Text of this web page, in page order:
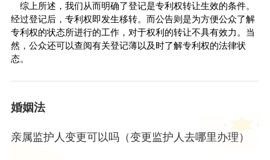
综上所述，我们从而明确了登记是专利权转让生效的条件。
经过登记后，专利权即发生移转。而公告则是为方便公众了解
专利权的状态所进行的工作，对于权利的转让不具有效力。当
然，公众还可以查阅有关登记薄以及时了解专利权的法律状
态。
婚姻法
亲属监护人变更可以吗（变更监护人去哪里办理）